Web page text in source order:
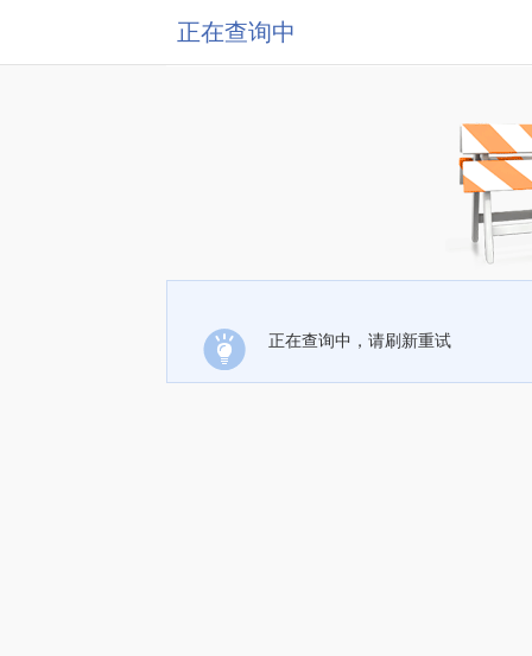
正在查询中
正在查询中，请刷新重试